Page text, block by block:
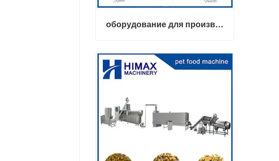
оборудование для производства макарон